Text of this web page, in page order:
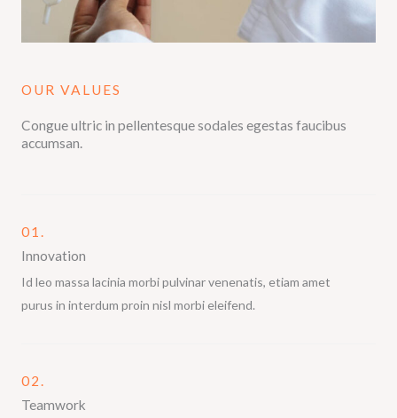
OUR VALUES
Congue ultric in pellentesque sodales egestas faucibus
accumsan.
01.
Innovation
Id leo massa lacinia morbi pulvinar venenatis, etiam amet
purus in interdum proin nisl morbi eleifend.
02.
Teamwork